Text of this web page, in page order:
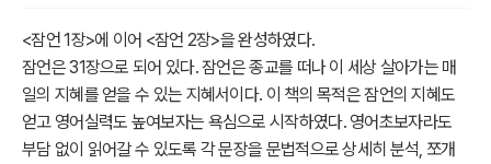
<잠언 1장>에 이어 <잠언 2장>을 완성하였다.
잠언은 31장으로 되어 있다. 잠언은 종교를 떠나 이 세상 살아가는 매
일의 지혜를 얻을 수 있는 지혜서이다. 이 책의 목적은 잠언의 지혜도
얻고 영어실력도 높여보자는 욕심으로 시작하였다. 영어초보자라도
부담 없이 읽어갈 수 있도록 각 문장을 문법적으로 상세히 분석, 쪼개